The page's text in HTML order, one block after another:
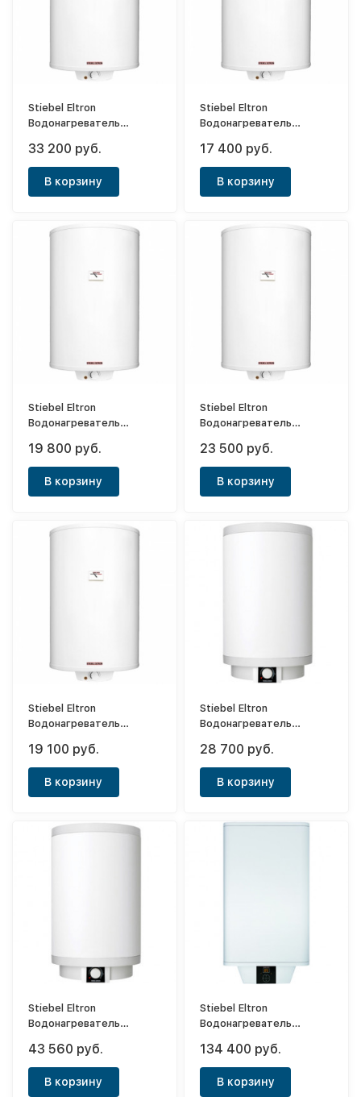
Stiebel Eltron
Водонагреватель
PSH 200 Classic
33 200 руб.
В корзину
Stiebel Eltron
Водонагреватель
PSH 50 Classic
17 400 руб.
В корзину
Stiebel Eltron
Водонагреватель
PSH 100 Classic
19 800 руб.
В корзину
Stiebel Eltron
Водонагреватель
PSH 120 Classic
23 500 руб.
В корзину
Stiebel Eltron
Водонагреватель
PSH 80 Classic
19 100 руб.
В корзину
Stiebel Eltron
Водонагреватель
PSH 30 Trend
28 700 руб.
В корзину
Stiebel Eltron
Водонагреватель
PSH 100 Trend
43 560 руб.
В корзину
Stiebel Eltron
Водонагреватель
PSH 120 Universal EL
134 400 руб.
В корзину